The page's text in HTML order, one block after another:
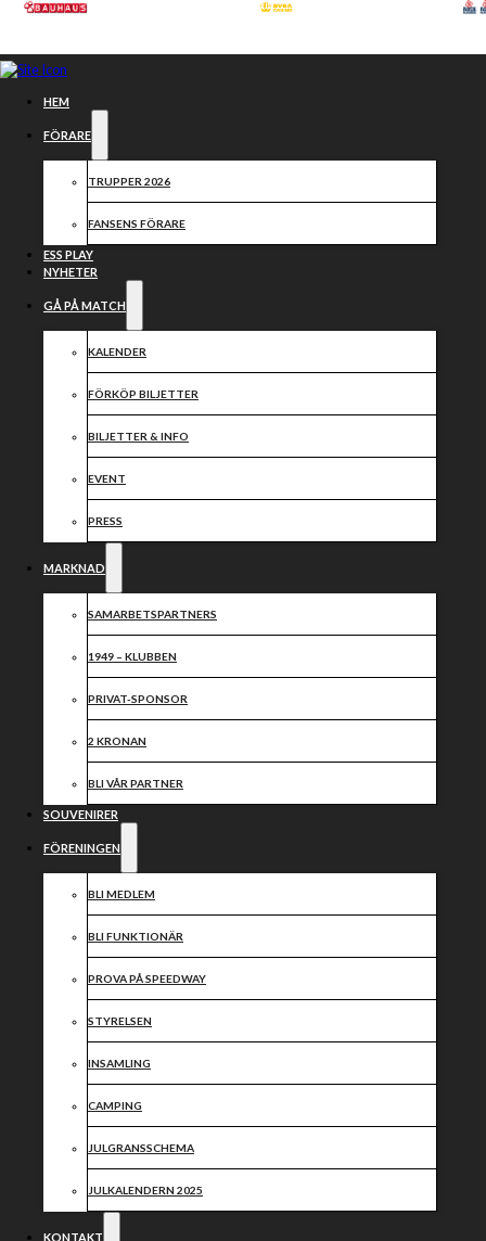
Hoppa till huvudinnehåll
HEM
FÖRARE
TRUPPER 2026
FANSENS FÖRARE
ESS PLAY
NYHETER
GÅ PÅ MATCH
KALENDER
FÖRKÖP BILJETTER
BILJETTER & INFO
EVENT
PRESS
MARKNAD
SAMARBETSPARTNERS
1949 – KLUBBEN
PRIVAT-SPONSOR
2 KRONAN
BLI VÅR PARTNER
SOUVENIRER
FÖRENINGEN
BLI MEDLEM
BLI FUNKTIONÄR
PROVA PÅ SPEEDWAY
STYRELSEN
INSAMLING
CAMPING
JULGRANSSCHEMA
JULKALENDERN 2025
KONTAKT
Samarbetspartners
2024
Dela nyheten: